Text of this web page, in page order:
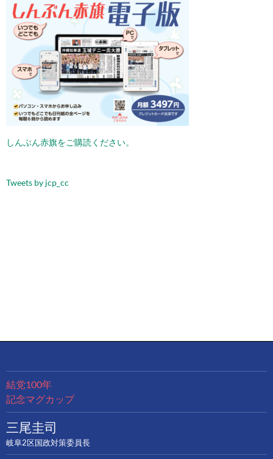
ョ
ン
しんぶん赤旗をご購読ください。
Tweets by jcp_cc
結党100年
記念マグカップ
三尾圭司
岐阜2区国政対策委員長